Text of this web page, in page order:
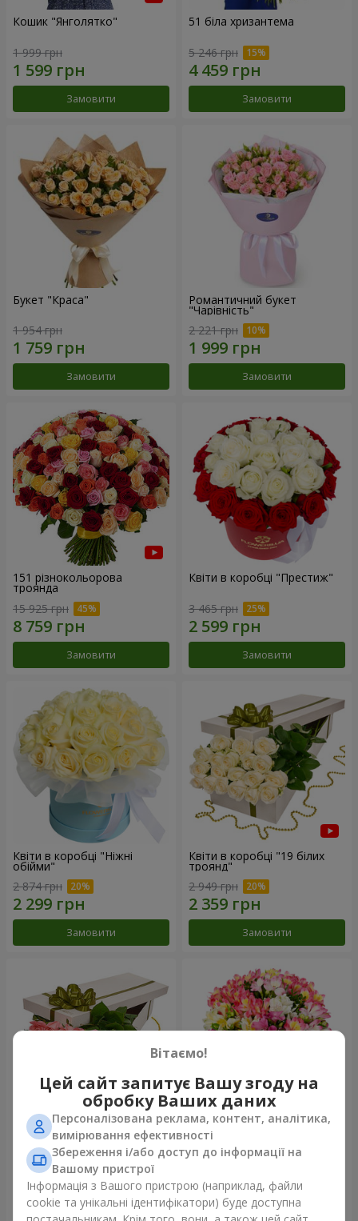
Кошик "Янголятко"
1 999 грн
Замовити
51 біла хризантема
5 246 грн
Замовити
Букет "Краса"
1 954 грн
Замовити
Романтичний букет
"Чарівність"
2 221 грн
Замовити
151 різнокольорова
троянда
15 925 грн
Замовити
Квіти в коробці "Престиж"
3 465 грн
Замовити
Квіти в коробці "Ніжні
обійми"
2 874 грн
Замовити
Квіти в коробці "19 білих
троянд"
2 949 грн
Замовити
Квіти в коробці "15 рожевих
троянд"
2 587 грн
Замовити
Букет "Казка для двох!"
Замовити
Вітаємо!
Цей сайт запитує Вашу згоду на
обробку Ваших даних
Персоналізована реклама, контент, аналітика,
вимірювання ефективності
Збереження і/або доступ до інформації на
Вашому пристрої
Інформація з Вашого пристрою (наприклад, файли
cookie та унікальні ідентифікатори) буде доступна